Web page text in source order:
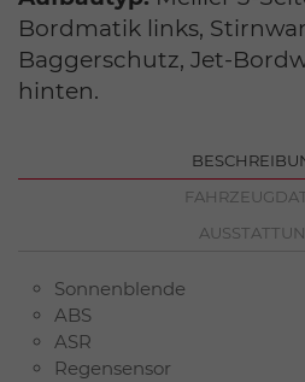
Bordmatik links,
Baggerschutz, Jet-
hinten.
Sonnenblende
ABS
ASR
Regensensor